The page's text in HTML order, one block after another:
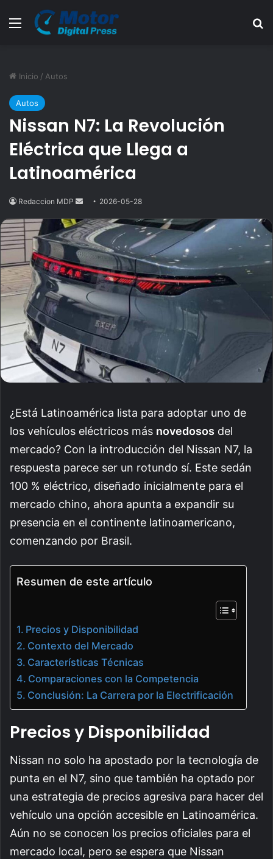
Menú
Inicio / Autos
Autos
Nissan N7: La Revolución
Eléctrica que Llega a
Latinoamérica
Redaccion MDP
Send
email
2026-05-28
¿Está Latinoamérica lista para adoptar uno de
los vehículos eléctricos más novedosos del
mercado? Con la introducción del Nissan N7, la
respuesta parece ser un rotundo sí. Este sedán
100 % eléctrico, diseñado inicialmente para el
mercado chino, ahora apunta a expandir su
presencia en el continente latinoamericano,
comenzando por Brasil.
Resumen de este artículo
Precios y Disponibilidad
Contexto del Mercado
Características Técnicas
Comparaciones con la Competencia
Conclusión: La Carrera por la Electrificación
Precios y Disponibilidad
Nissan no solo ha apostado por la tecnología de
punta en el N7, sino que también ha optado por
una estrategia de precios agresiva para hacer del
vehículo una opción accesible en Latinoamérica.
Aún no se conocen los precios oficiales para el
mercado local, pero se espera que Nissan